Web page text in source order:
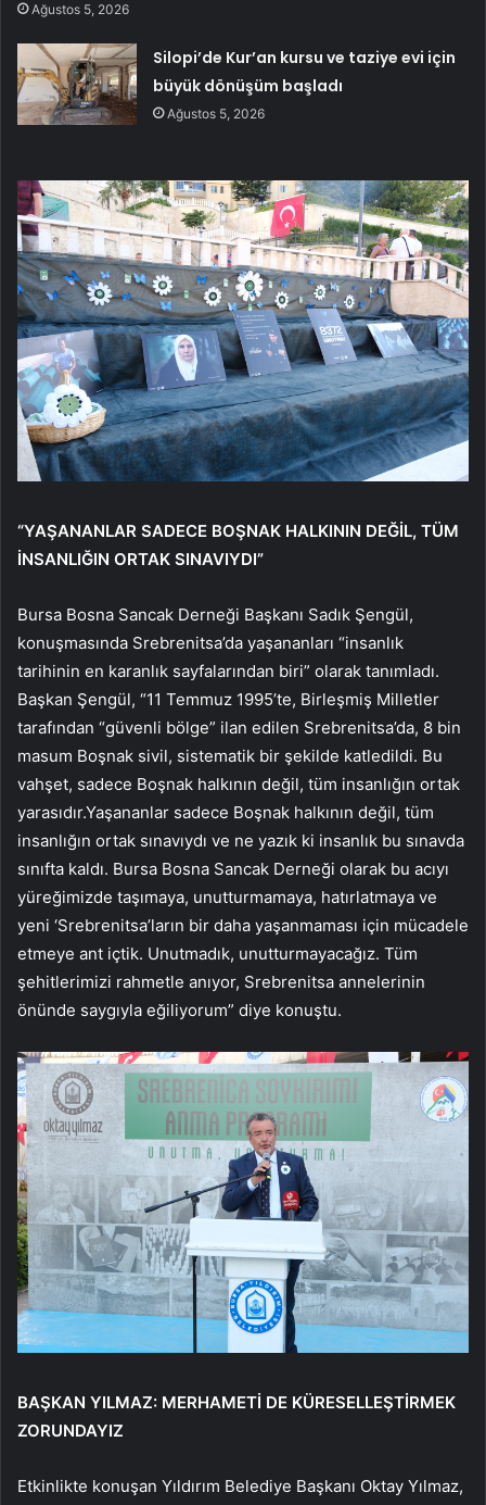
Ağustos 5, 2026
Silopi’de Kur’an kursu ve taziye evi için
büyük dönüşüm başladı
Ağustos 5, 2026
“YAŞANANLAR SADECE BOŞNAK HALKININ DEĞİL, TÜM
İNSANLIĞIN ORTAK SINAVIYDI”
Bursa Bosna Sancak Derneği Başkanı Sadık Şengül,
konuşmasında Srebrenitsa’da yaşananları “insanlık
tarihinin en karanlık sayfalarından biri” olarak tanımladı.
Başkan Şengül, “11 Temmuz 1995’te, Birleşmiş Milletler
tarafından “güvenli bölge” ilan edilen Srebrenitsa’da, 8 bin
masum Boşnak sivil, sistematik bir şekilde katledildi. Bu
vahşet, sadece Boşnak halkının değil, tüm insanlığın ortak
yarasıdır.Yaşananlar sadece Boşnak halkının değil, tüm
insanlığın ortak sınavıydı ve ne yazık ki insanlık bu sınavda
sınıfta kaldı. Bursa Bosna Sancak Derneği olarak bu acıyı
yüreğimizde taşımaya, unutturmamaya, hatırlatmaya ve
yeni ‘Srebrenitsa’ların bir daha yaşanmaması için mücadele
etmeye ant içtik. Unutmadık, unutturmayacağız. Tüm
şehitlerimizi rahmetle anıyor, Srebrenitsa annelerinin
önünde saygıyla eğiliyorum” diye konuştu.
BAŞKAN YILMAZ: MERHAMETİ DE KÜRESELLEŞTİRMEK
ZORUNDAYIZ
Etkinlikte konuşan Yıldırım Belediye Başkanı Oktay Yılmaz,